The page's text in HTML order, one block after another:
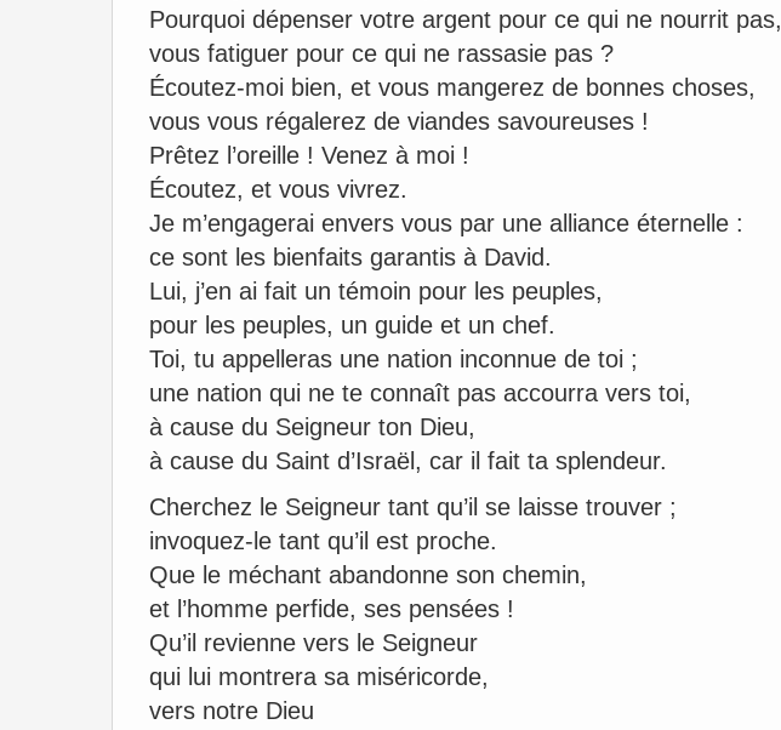
Pourquoi dépenser votre argent pour ce qui ne nourrit pas,
vous fatiguer pour ce qui ne rassasie pas ?
Écoutez-moi bien, et vous mangerez de bonnes choses,
vous vous régalerez de viandes savoureuses !
Prêtez l’oreille ! Venez à moi !
Écoutez, et vous vivrez.
Je m’engagerai envers vous par une alliance éternelle :
ce sont les bienfaits garantis à David.
Lui, j’en ai fait un témoin pour les peuples,
pour les peuples, un guide et un chef.
Toi, tu appelleras une nation inconnue de toi ;
une nation qui ne te connaît pas accourra vers toi,
à cause du Seigneur ton Dieu,
à cause du Saint d’Israël, car il fait ta splendeur.
Cherchez le Seigneur tant qu’il se laisse trouver ;
invoquez-le tant qu’il est proche.
Que le méchant abandonne son chemin,
et l’homme perfide, ses pensées !
Qu’il revienne vers le Seigneur
qui lui montrera sa miséricorde,
vers notre Dieu